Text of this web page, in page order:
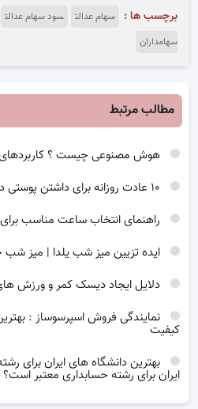
برچسب ها : سهام عدالت سود سهام عدالت
سهامداران
مطالب مرتبط
هوش مصنوعی چیست ؟
راهنمای انتخاب ساعت مناسب
ایده تزیین میز شب یلدا | میز شب
دلایل ایجاد دیسک کمر و ورزش
نمایندگی فروش اسپرسوساز :
کیفیت
بهترین دانشگاه های ایران برای
ایران برای رشته حسابداری معتبر است؟